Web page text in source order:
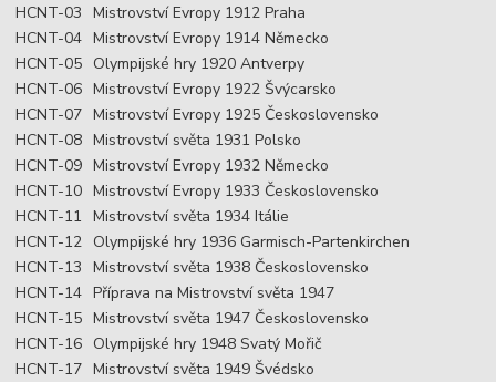
HCNT-03 Mistrovství Evropy 1912 Praha
HCNT-04 Mistrovství Evropy 1914 Německo
HCNT-05 Olympijské hry 1920 Antverpy
HCNT-06 Mistrovství Evropy 1922 Švýcarsko
HCNT-07 Mistrovství Evropy 1925 Československo
HCNT-08 Mistrovství světa 1931 Polsko
HCNT-09 Mistrovství Evropy 1932 Německo
HCNT-10 Mistrovství Evropy 1933 Československo
HCNT-11 Mistrovství světa 1934 Itálie
HCNT-12 Olympijské hry 1936 Garmisch-Partenkirchen
HCNT-13 Mistrovství světa 1938 Československo
HCNT-14 Příprava na Mistrovství světa 1947
HCNT-15 Mistrovství světa 1947 Československo
HCNT-16 Olympijské hry 1948 Svatý Mořič
HCNT-17 Mistrovství světa 1949 Švédsko